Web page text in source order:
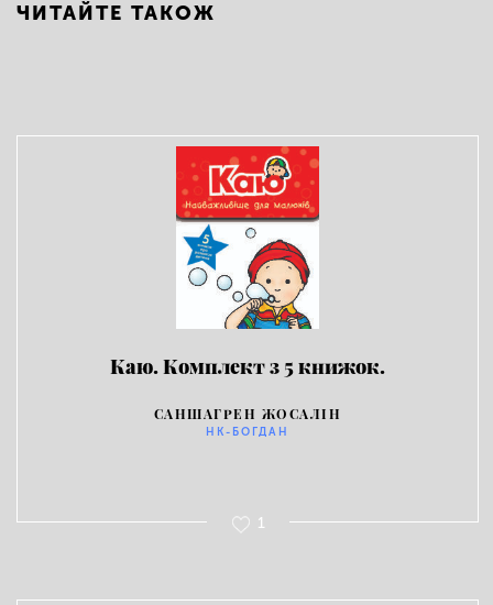
ЧИТАЙТЕ ТАКОЖ
Каю. Комплект з 5 книжок.
САНШАГРЕН ЖОСАЛІН
НК-БОГДАН
1